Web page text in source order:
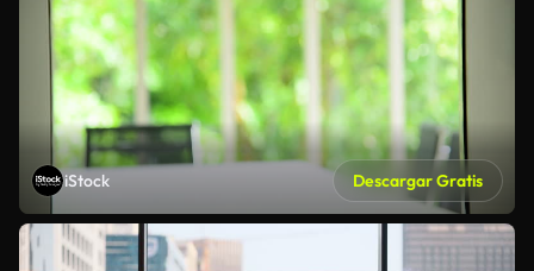
iStock Descargar Gratis